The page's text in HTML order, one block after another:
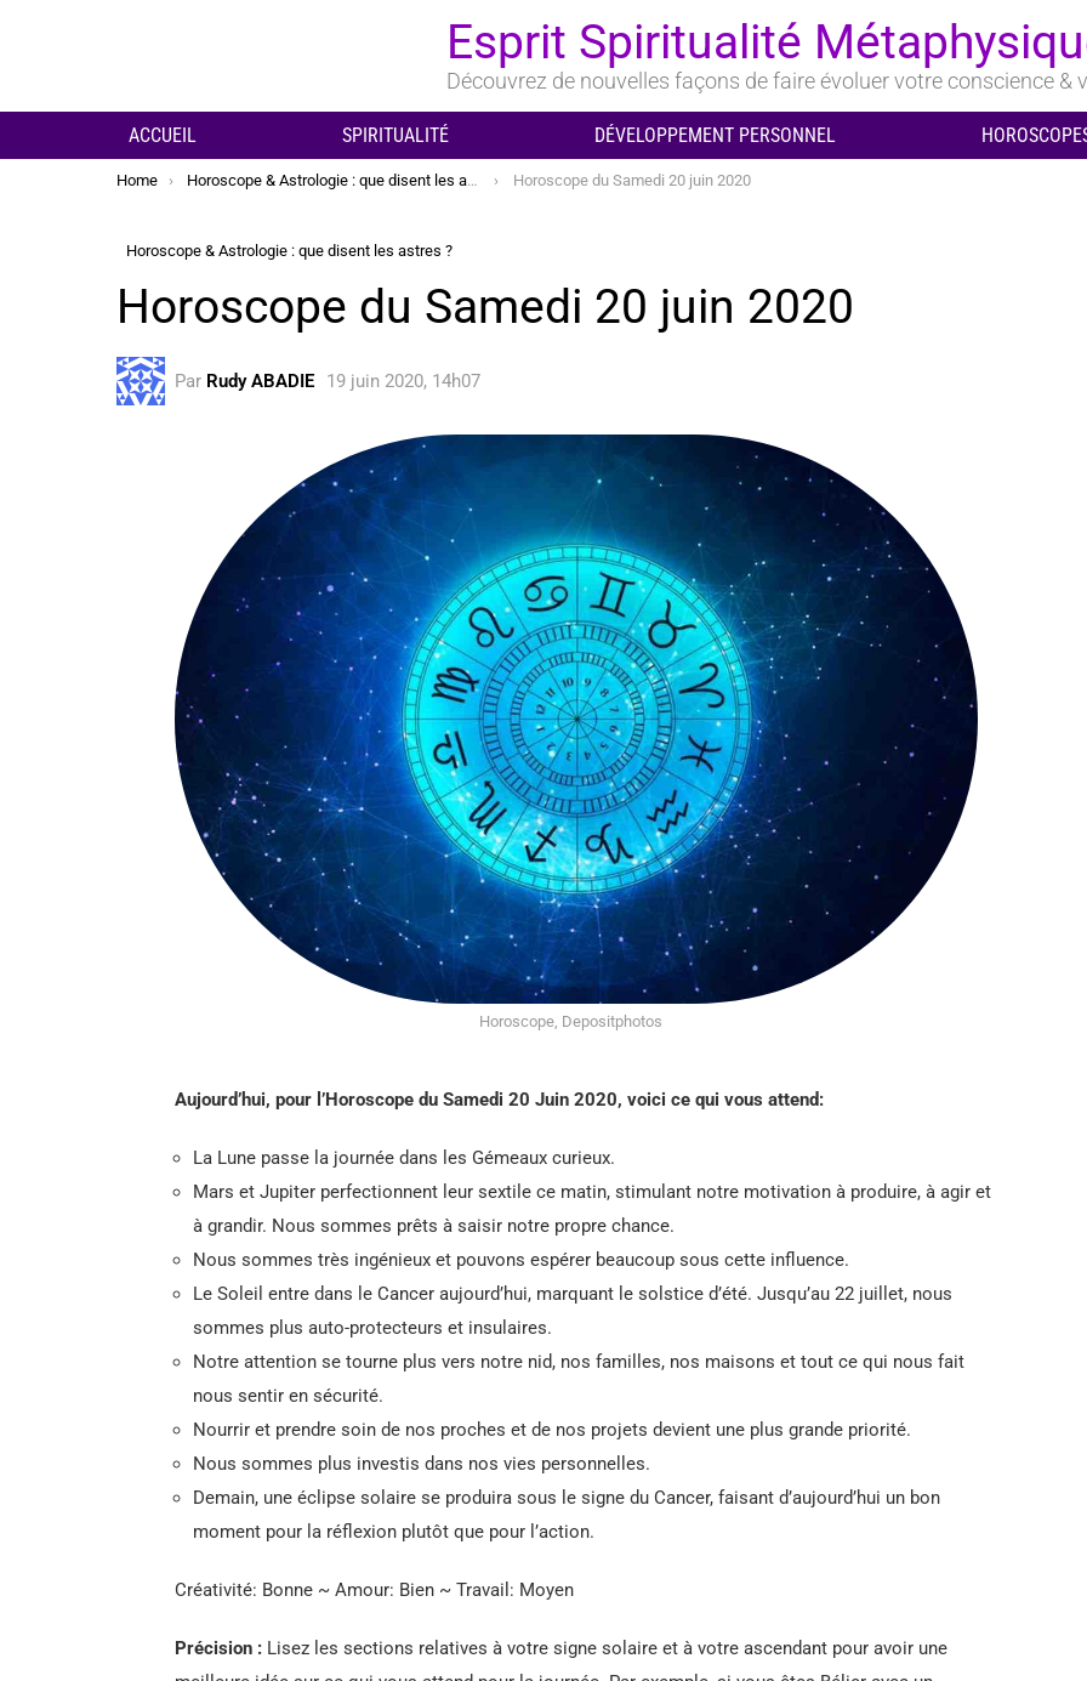
Esprit Spiritualité
Découvrez de nouvelles façons de faire évoluer votre conscience &
ACCUEIL SPIRITUALITÉ DÉVELOPPEMENT PERSONNEL
You are here:
Home Horoscope & Astrologie : que disent les astres ? Horoscope du Samedi 20 juin 2020
Horoscope & Astrologie : que disent les astres ?
Horoscope du Samedi 20 juin 2020
Par Rudy ABADIE 19 juin 2020, 14h07
Horoscope, Depositphotos
Aujourd’hui, pour l’Horoscope du Samedi 20 Juin 2020, voici ce qui vous attend:
La Lune passe la journée dans les Gémeaux curieux.
Mars et Jupiter perfectionnent leur sextile ce matin, stimulant notre motivation à produire, à agir et
à grandir. Nous sommes prêts à saisir notre propre chance.
Nous sommes très ingénieux et pouvons espérer beaucoup sous cette influence.
Le Soleil entre dans le Cancer aujourd’hui, marquant le solstice d’été. Jusqu’au 22 juillet, nous
sommes plus auto-protecteurs et insulaires.
Notre attention se tourne plus vers notre nid, nos familles, nos maisons et tout ce qui nous fait
nous sentir en sécurité.
Nourrir et prendre soin de nos proches et de nos projets devient une plus grande priorité.
Nous sommes plus investis dans nos vies personnelles.
Demain, une éclipse solaire se produira sous le signe du Cancer, faisant d’aujourd’hui un bon
moment pour la réflexion plutôt que pour l’action.
Créativité: Bonne ~ Amour: Bien ~ Travail: Moyen
Précision : Lisez les sections relatives à votre signe solaire et à votre ascendant pour avoir une